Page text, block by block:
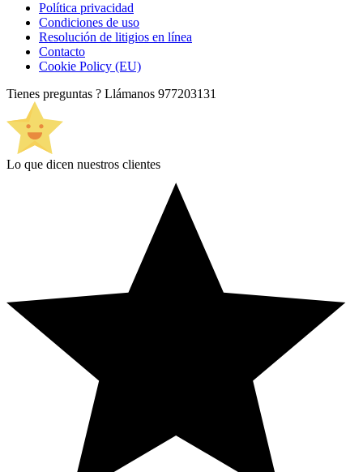
Política privacidad
Condiciones de uso
Resolución de litigios en línea
Contacto
Cookie Policy (EU)
Tienes preguntas ? Llámanos 977203131
Lo que dicen nuestros clientes